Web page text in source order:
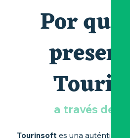
Por
a través de e-
Tourinsoft es una auténtica